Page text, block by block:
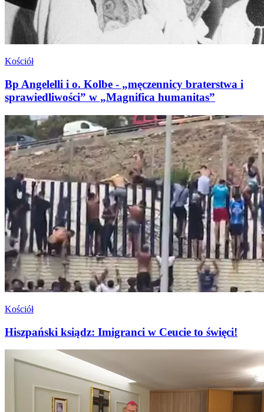
Kościół
Bp Angelelli i o. Kolbe - „męczennicy braterstwa i
sprawiedliwości” w „Magnifica humanitas”
Kościół
Hiszpański ksiądz: Imigranci w Ceucie to święci!